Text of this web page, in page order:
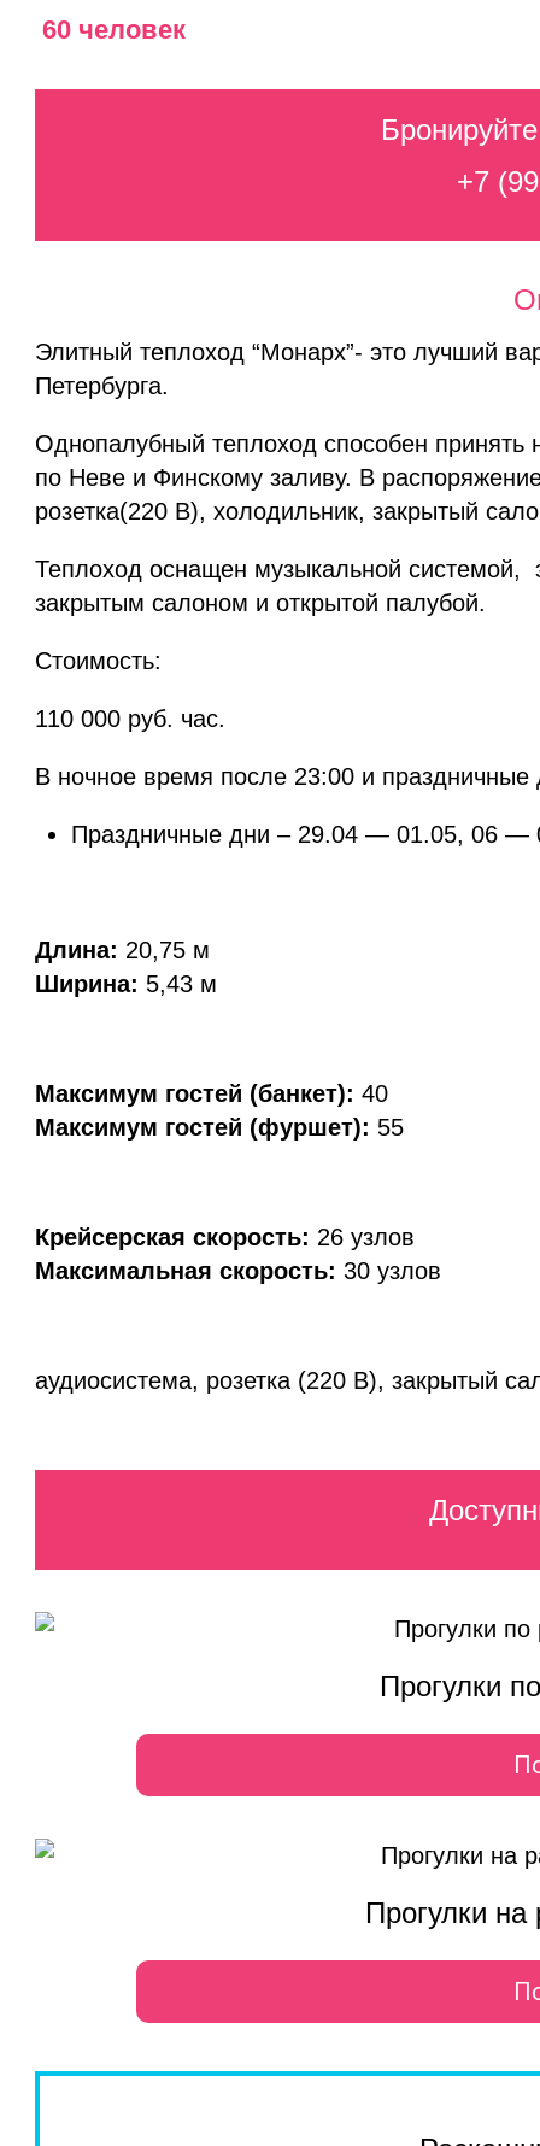
60 человек
+7
Элитный теплоход “Монарх”- это лучший
Петербурга.
Однопалубный теплоход способен принять
по Неве и Финскому заливу. В
розетка(220 В), холодильник, закрытый
Теплоход оснащен музыкальной системой,
закрытым салоном и открытой палубой.
Стоимость:
110 000 руб. час.
В ночное время после 23:00 и праздничные
Праздничные дни – 29.04 — 01.05, 06
Длина: 20,75 м
Ширина: 5,43 м
Максимум гостей (банкет): 40
Максимум гостей (фуршет): 55
Крейсерская скорость: 26 узлов
Максимальная скорость: 30 узлов
аудиосистема, розетка (220 В), закрытый
Прогулки
Прогулки на